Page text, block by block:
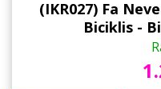
Családtagoknak
(IKR027) Fa
Biciklis -